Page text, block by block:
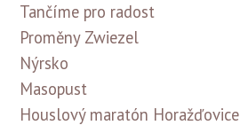
Tančíme pro radost
Proměny Zwiezel
Nýrsko
Masopust
Houslový maratón Horažďovice